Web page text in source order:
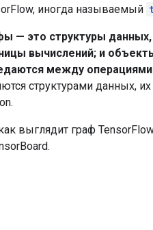
иногда называемый
— это структуры
вычислений; и
между
структурами данных,
выглядит граф